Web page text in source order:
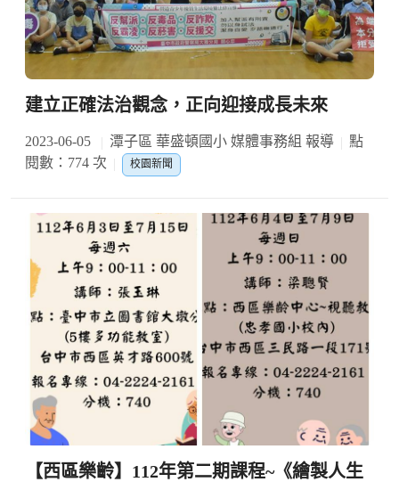
建立正確法治觀念，正向迎接成長未來
2023-06-05 潭子區 華盛頓國小 媒體事務組 報導
點
閱數：774 次
校園新聞
【西區樂齡】112年第二期課程~《繪製人生